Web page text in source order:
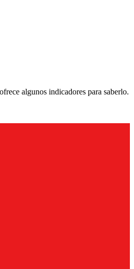
algunos indicadores para saberlo.